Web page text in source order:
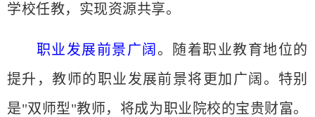
学校任教，实现资源共享。
职业发展前景广阔 。随着职业教育地位的
提升，教师的职业发展前景将更加广阔。特别
是"双师型"教师，将成为职业院校的宝贵财富。